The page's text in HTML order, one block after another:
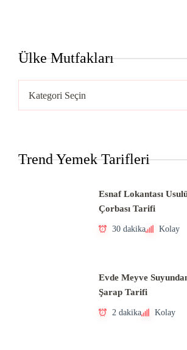
Ülke Mutfakları
Mutfakları
Trend Yemek Tarifleri
Esnaf Lokantası
Çorbası Tarifi
30 dakika Kolay
Evde Meyve
Şarap Tarifi
2 dakika Kolay